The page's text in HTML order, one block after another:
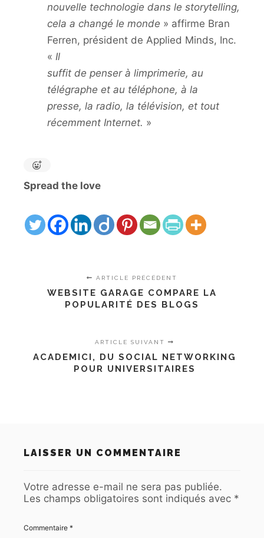
nouvelle technologie dans le storytelling,
cela a changé le monde » affirme Bran
Ferren, président de Applied Minds, Inc.
« Il
suffit de penser à limprimerie, au
télégraphe et au téléphone, à la
presse, la radio, la télévision, et tout
récemment Internet. »
Spread the love
ARTICLE PRÉCÉDENT
WEBSITE GARAGE COMPARE LA
POPULARITÉ DES BLOGS
ARTICLE SUIVANT
ACADEMICI, DU SOCIAL NETWORKING
POUR UNIVERSITAIRES
LAISSER UN COMMENTAIRE
Votre adresse e-mail ne sera pas publiée.
Les champs obligatoires sont indiqués avec *
Commentaire *